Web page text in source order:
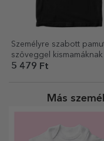
Személyre szabott
szöveggel kismamáknak
5 479 Ft
Más